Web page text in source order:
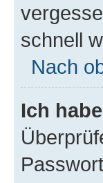
schnell
Nach
Ich